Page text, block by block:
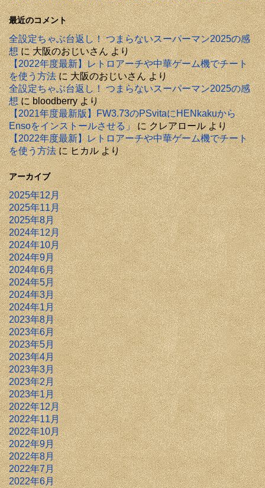
最近のコメント
全設定ちゃぶ台返し！ つまらないスーパーマン2025の感
想に大阪のおじいさんより
【2022年度最新】レトロアーチや中華ゲーム機でチート
を使う方法に大阪のおじいさんより
全設定ちゃぶ台返し！ つまらないスーパーマン2025の感
想にbloodberryより
【2021年度最新版】FW3.73のPSvitaにHENkakuから
Ensoをインストールさせる」にクレアロールより
【2022年度最新】レトロアーチや中華ゲーム機でチート
を使う方法にヒカルより
アーカイブ
2025年12月
2025年11月
2025年8月
2024年12月
2024年10月
2024年9月
2024年6月
2024年5月
2024年3月
2024年1月
2023年8月
2023年6月
2023年5月
2023年4月
2023年3月
2023年2月
2023年1月
2022年12月
2022年11月
2022年10月
2022年9月
2022年8月
2022年7月
2022年6月